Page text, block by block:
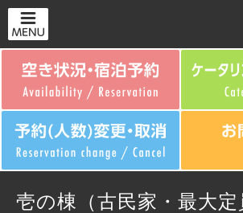
壱の棟（古民家・最大定